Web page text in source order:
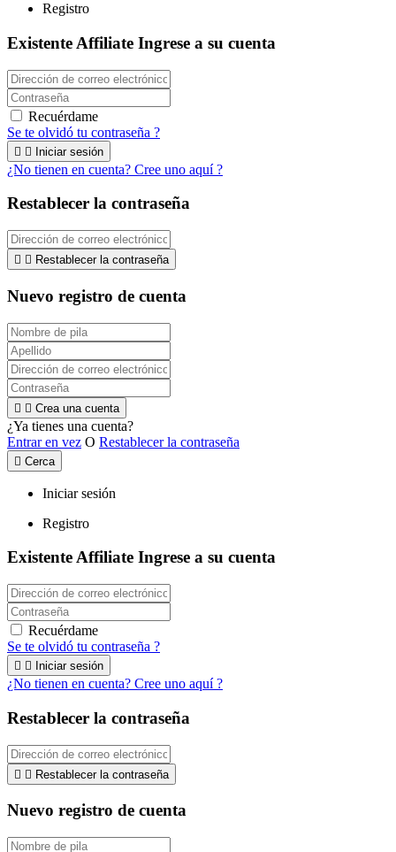
Registro
Existente Affiliate Ingrese a su cuenta
Recuérdame
Se te olvidó tu contraseña ?
  Iniciar sesión
¿No tienen en cuenta? Cree uno aquí ?
Restablecer la contraseña
  Restablecer la contraseña
Nuevo registro de cuenta
  Crea una cuenta
¿Ya tienes una cuenta?
Entrar en vez O Restablecer la contraseña
 Cerca
Iniciar sesión
Registro
Existente Affiliate Ingrese a su cuenta
Recuérdame
Se te olvidó tu contraseña ?
  Iniciar sesión
¿No tienen en cuenta? Cree uno aquí ?
Restablecer la contraseña
  Restablecer la contraseña
Nuevo registro de cuenta